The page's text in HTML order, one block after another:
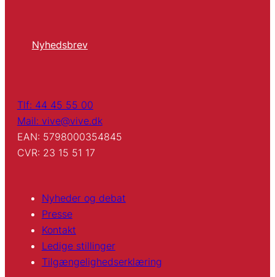
Nyhedsbrev
Tlf: 44 45 55 00
Mail: vive@vive.dk
EAN: 5798000354845
CVR: 23 15 51 17
Nyheder og debat
Presse
Kontakt
Ledige stillinger
Tilgængelighedserklæring